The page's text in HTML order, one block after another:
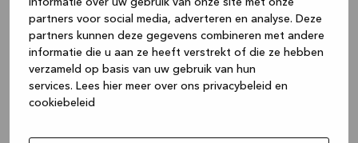
informatie over uw gebruik van onze site met onze
partners voor social media, adverteren en analyse. Deze
partners kunnen deze gegevens combineren met andere
informatie die u aan ze heeft verstrekt of die ze hebben
verzameld op basis van uw gebruik van hun
services. Lees hier meer over ons privacybeleid en
cookiebeleid